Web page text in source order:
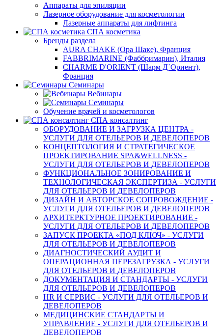
Аппараты для эпиляции
Лазерное оборудование для косметологии
Лазерные аппараты для лифтинга
СПА косметика
Бренды раздела
AURA CHAKE (Ора Шаке), Франция
FABBRIMARINE (Фаббримарин), Италия
CHARME D'ORIENT (Шарм Д`Ориент),
Франция
Семинары
Вебинары
Семинары
Обучение врачей и косметологов
СПА консалтинг
ОБОРУДОВАНИЕ И ЗАГРУЗКА ЦЕНТРА -
УСЛУГИ ДЛЯ ОТЕЛЬЕРОВ И ДЕВЕЛОПЕРОВ
КОНЦЕПТОЛОГИЯ И СТРАТЕГИЧЕСКОЕ
ПРОЕКТИРОВАНИЕ SPA&WELLNESS -
УСЛУГИ ДЛЯ ОТЕЛЬЕРОВ И ДЕВЕЛОПЕРОВ
ФУНКЦИОНАЛЬНОЕ ЗОНИРОВАНИЕ И
ТЕХНОЛОГИЧЕСКАЯ ЭКСПЕРТИЗА - УСЛУГИ
ДЛЯ ОТЕЛЬЕРОВ И ДЕВЕЛОПЕРОВ
ДИЗАЙН И АВТОРСКОЕ СОПРОВОЖДЕНИЕ -
УСЛУГИ ДЛЯ ОТЕЛЬЕРОВ И ДЕВЕЛОПЕРОВ
АРХИТЕРКТУРНОЕ ПРОЕКТИРОВАНИЕ -
УСЛУГИ ДЛЯ ОТЕЛЬЕРОВ И ДЕВЕЛОПЕРОВ
ЗАПУСК ПРОЕКТА «ПОД КЛЮЧ» - УСЛУГИ
ДЛЯ ОТЕЛЬЕРОВ И ДЕВЕЛОПЕРОВ
ДИАГНОСТИЧЕСКИЙ АУДИТ И
ОПЕРАЦИОННАЯ ПЕРЕЗАГРУЗКА - УСЛУГИ
ДЛЯ ОТЕЛЬЕРОВ И ДЕВЕЛОПЕРОВ
ДОКУМЕНТАЦИЯ И СТАНДАРТЫ - УСЛУГИ
ДЛЯ ОТЕЛЬЕРОВ И ДЕВЕЛОПЕРОВ
HR И СЕРВИС - УСЛУГИ ДЛЯ ОТЕЛЬЕРОВ И
ДЕВЕЛОПЕРОВ
МЕДИЦИНСКИЕ СТАНДАРТЫ И
УПРАВЛЕНИЕ - УСЛУГИ ДЛЯ ОТЕЛЬЕРОВ И
ДЕВЕЛОПЕРОВ